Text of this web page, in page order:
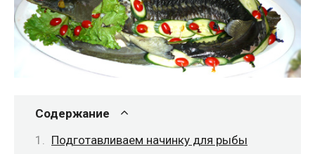
Содержание
Подготавливаем начинку для рыбы